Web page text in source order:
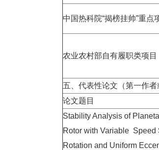
中国热科院“揭榜挂帅”重点
农业农村部自有履职类项目
五、代表性论文（第一作
论文题目
Stability Analysis of
Rotor with Variable Speed
Rotation and Uniform